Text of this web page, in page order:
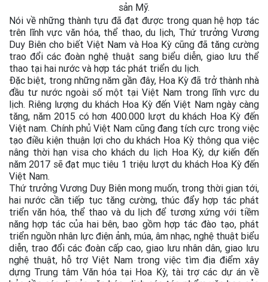
sản Mỹ.
Nói về những thành tựu đã đạt được trong quan hệ hợp tác
trên lĩnh vực văn hóa, thể thao, du lịch, Thứ trưởng Vương
Duy Biên cho biết Việt Nam và Hoa Kỳ cũng đã tăng cường
trao đổi các đoàn nghệ thuật sang biểu diễn, giao lưu thể
thao tại hai nước và hợp tác phát triển du lịch.
Đặc biệt, trong những năm gần đây, Hoa Kỳ đã trở thành nhà
đầu tư nước ngoài số một tại Việt Nam trong lĩnh vực du
lịch. Riêng lượng du khách Hoa Kỳ đến Việt Nam ngày càng
tăng, năm 2015 có hơn 400.000 lượt du khách Hoa Kỳ đến
Việt nam. Chính phủ Việt Nam cũng đang tích cực trong việc
tạo điều kiện thuận lợi cho du khách Hoa Kỳ thông qua việc
nâng thời hạn visa cho khách du lịch Hoa Kỳ, dự kiến đến
năm 2017 sẽ đạt mục tiêu 1 triệu lượt du khách Hoa Kỳ đến
Việt Nam.
Thứ trưởng Vương Duy Biên mong muốn, trong thời gian tới,
hai nước cần tiếp tục tăng cường, thúc đẩy hợp tác phát
triển văn hóa, thể thao và du lịch để tương xứng với tiềm
năng hợp tác của hai bên, bao gồm hợp tác đào tạo, phát
triển nguồn nhân lực điện ảnh, múa, âm nhạc, nghệ thuật biểu
diễn, trao đổi các đoàn cấp cao, giao lưu nhân dân, giao lưu
nghệ thuật, hỗ trợ Việt Nam trong việc tìm địa điểm xây
dựng Trung tâm Văn hóa tại Hoa Kỳ, tài trợ các dự án về